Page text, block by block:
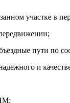
участке в
пути по
и